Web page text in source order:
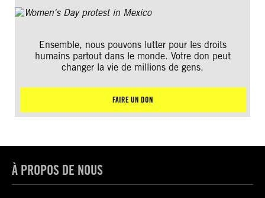
Ensemble, nous pouvons lutter pour les droits
humains partout dans le monde. Votre don peut
changer la vie de millions de gens.
FAIRE UN DON
À PROPOS DE NOUS